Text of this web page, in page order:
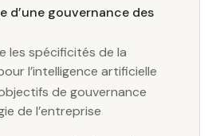
d’une gouvernance des
les spécificités de la
l’intelligence artificielle
de gouvernance
de l’entreprise